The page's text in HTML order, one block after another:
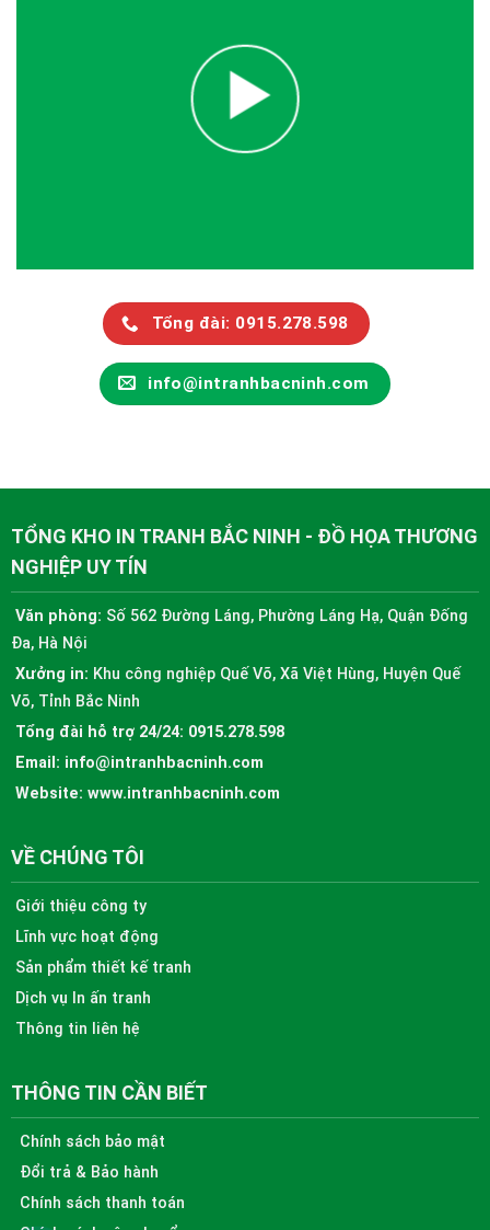
Tổng đài: 0915.278.598
info@intranhbacninh.com
TỔNG KHO IN TRANH BẮC NINH - ĐỒ HỌA THƯƠNG
NGHIỆP UY TÍN
Văn phòng: Số 562 Đường Láng, Phường Láng Hạ, Quận Đống
Đa, Hà Nội
Xưởng in: Khu công nghiệp Quế Võ, Xã Việt Hùng, Huyện Quế
Võ, Tỉnh Bắc Ninh
Tổng đài hỗ trợ 24/24: 0915.278.598
Email: info@intranhbacninh.com
Website: www.intranhbacninh.com
VỀ CHÚNG TÔI
Giới thiệu công ty
Lĩnh vực hoạt động
Sản phẩm thiết kế tranh
Dịch vụ In ấn tranh
Thông tin liên hệ
THÔNG TIN CẦN BIẾT
Chính sách bảo mật
Đổi trả & Bảo hành
Chính sách thanh toán